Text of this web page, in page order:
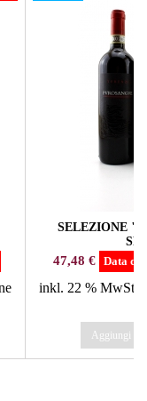
Prezzo
SELEZIONE
Prezzo
47,48 € Data
inkl. 22 % MwSt.
Aggiungi al